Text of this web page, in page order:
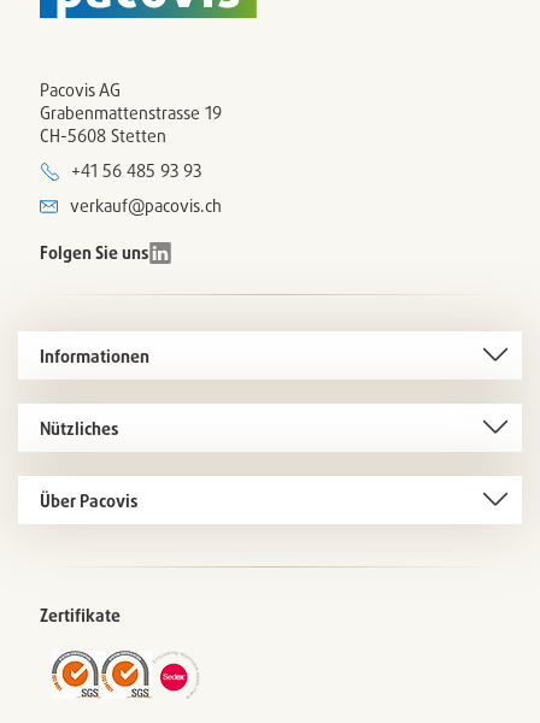
Pacovis AG
Grabenmattenstrasse 19
CH-5608 Stetten
+41 56 485 93 93
verkauf@pacovis.ch
Folgen Sie uns
Informationen
Nützliches
Über Pacovis
Zertifikate